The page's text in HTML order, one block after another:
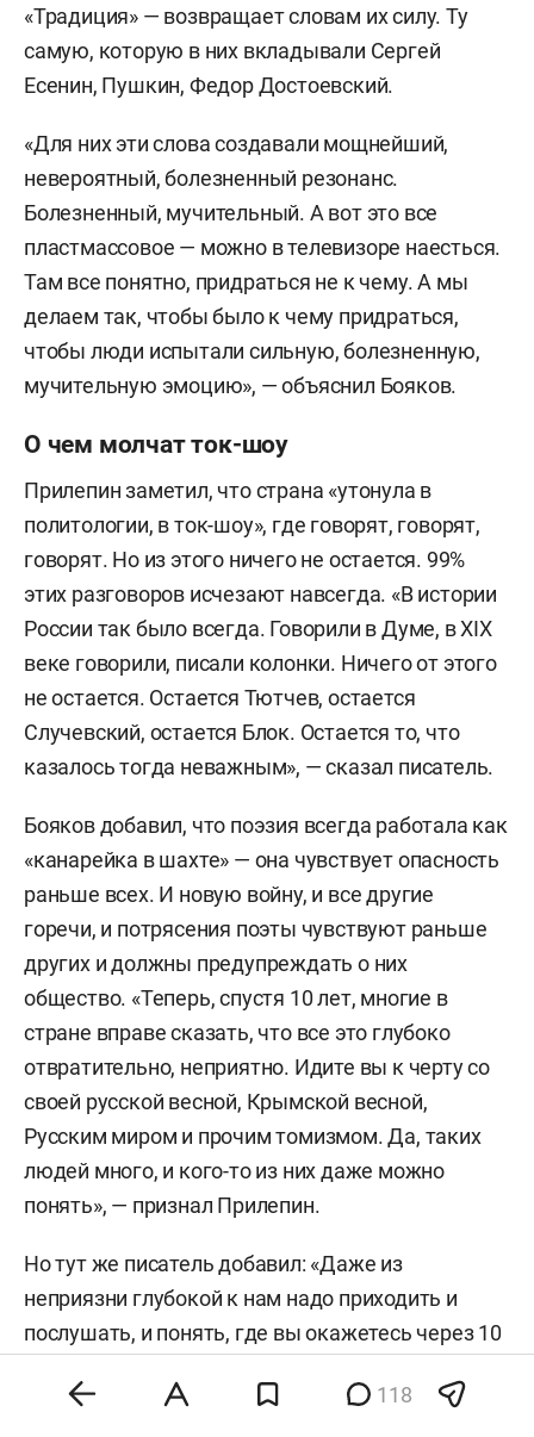
«Традиция» — возвращает словам их силу. Ту
самую, которую в них вкладывали Сергей
Есенин, Пушкин, Федор Достоевский.
«Для них эти слова создавали мощнейший,
невероятный, болезненный резонанс.
Болезненный, мучительный. А вот это все
пластмассовое — можно в телевизоре наесться.
Там все понятно, придраться не к чему. А мы
делаем так, чтобы было к чему придраться,
чтобы люди испытали сильную, болезненную,
мучительную эмоцию», — объяснил Бояков.
О чем молчат ток-шоу
Прилепин заметил, что страна «утонула в
политологии, в ток-шоу», где говорят, говорят,
говорят. Но из этого ничего не остается. 99%
этих разговоров исчезают навсегда. «В истории
России так было всегда. Говорили в Думе, в XIX
веке говорили, писали колонки. Ничего от этого
не остается. Остается Тютчев, остается
Случевский, остается Блок. Остается то, что
казалось тогда неважным», — сказал писатель.
Бояков добавил, что поэзия всегда работала как
«канарейка в шахте» — она чувствует опасность
раньше всех. И новую войну, и все другие
горечи, и потрясения поэты чувствуют раньше
других и должны предупреждать о них
общество. «Теперь, спустя 10 лет, многие в
стране вправе сказать, что все это глубоко
отвратительно, неприятно. Идите вы к черту со
своей русской весной, Крымской весной,
Русским миром и прочим томизмом. Да, таких
людей много, и кого-то из них даже можно
понять», — признал Прилепин.
Но тут же писатель добавил: «Даже из
неприязни глубокой к нам надо приходить и
послушать, и понять, где вы окажетесь через 10
«Традицию», они не обещали праздника. Они
118